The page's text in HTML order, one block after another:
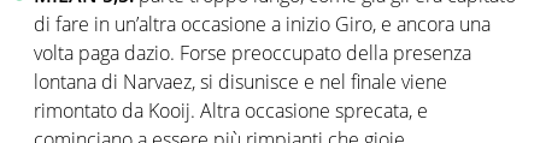
di fare in un’altra occasione a inizio Giro, e ancora una
volta paga dazio. Forse preoccupato della presenza
lontana di Narvaez, si disunisce e nel finale viene
rimontato da Kooij. Altra occasione sprecata, e